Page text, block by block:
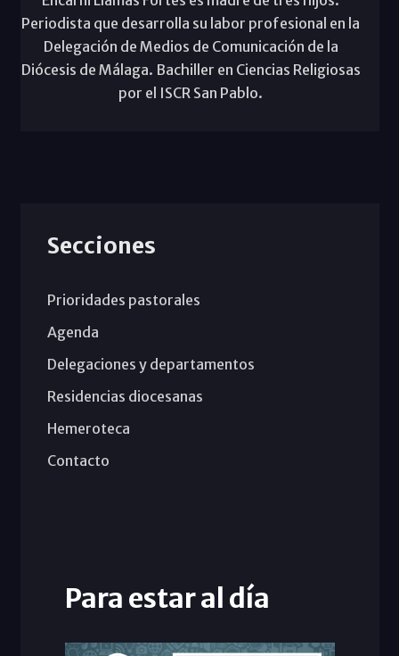
Periodista que desarrolla su labor profesional en la
Delegación de Medios de Comunicación de la
Diócesis de Málaga. Bachiller en Ciencias Religiosas
por el ISCR San Pablo.
Secciones
Prioridades pastorales
Agenda
Delegaciones y departamentos
Residencias diocesanas
Hemeroteca
Contacto
Para estar al día